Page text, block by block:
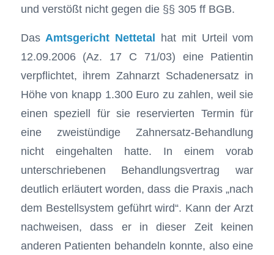
und verstößt nicht gegen die §§ 305 ff BGB.
Das Amtsgericht Nettetal hat mit Urteil vom
12.09.2006 (Az. 17 C 71/03) eine Patientin
verpflichtet, ihrem Zahnarzt Schadenersatz in
Höhe von knapp 1.300 Euro zu zahlen, weil sie
einen speziell für sie reservierten Termin für
eine zweistündige Zahnersatz-Behandlung
nicht eingehalten hatte. In einem vorab
unterschriebenen Behandlungsvertrag war
deutlich erläutert worden, dass die Praxis „nach
dem Bestellsystem geführt wird“. Kann der Arzt
nachweisen, dass er in dieser Zeit keinen
anderen Patienten behandeln konnte, also eine